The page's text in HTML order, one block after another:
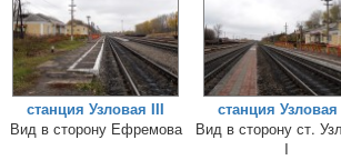
станция Узловая III
Вид в сторону Ефремова
станция
Вид в сторону ст.
I